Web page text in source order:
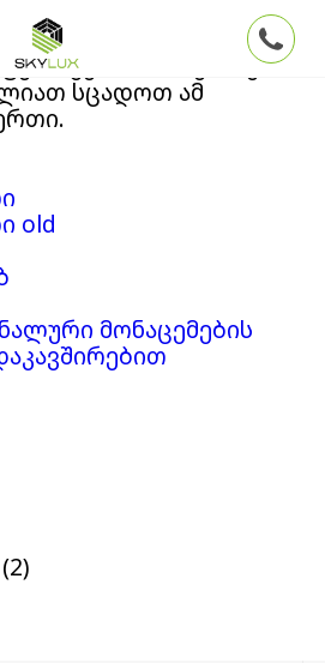
ბლოგის არქივში
ვერ მოიძიეთ ძებნის
სცადოთ ამ
old
მონაცემების
(2)